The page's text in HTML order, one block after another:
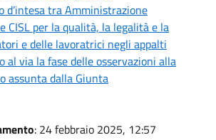
d’intesa tra Amministrazione
CISL per la qualità, la legalità e la
e delle lavoratrici negli appalti
al via la fase delle osservazioni alla
assunta dalla Giunta
: 24 febbraio 2025, 12:57